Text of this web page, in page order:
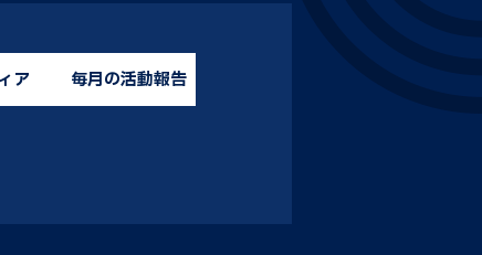
ア 毎月の活動報告